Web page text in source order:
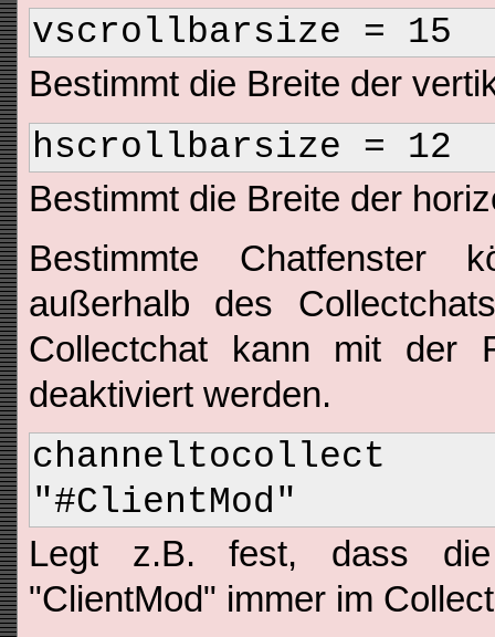
vscrollbarsize = 15
Bestimmt die Breite der
hscrollbarsize = 12
Bestimmt die Breite der
Bestimmte Chatfenster
außerhalb des
Collectchat kann mit der
deaktiviert werden.
"#ClientMod"
Legt z.B. fest, dass
"ClientMod" immer im